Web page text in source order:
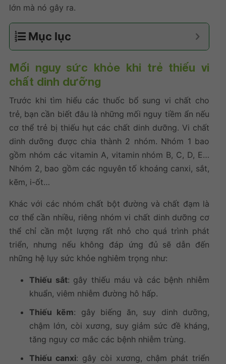
lớn mà nó gây ra.
Mục lục
Mối nguy sức khỏe khi trẻ thiếu vi
chất dinh dưỡng
Trước khi tìm hiểu các thuốc bổ sung vi chất cho
trẻ, bạn cần biết đâu là những mối nguy tiềm ẩn nếu
cơ thể trẻ bị thiếu hụt các chất dinh dưỡng. Vi chất
dinh dưỡng được chia thành 2 nhóm. Nhóm 1 bao
gồm nhóm các vitamin A, vitamin nhóm B, C, D, E…
Nhóm 2, bao gồm các nguyên tố khoáng canxi, sắt,
kẽm, i-ốt…
Khác với các nhóm chất bột đường và chất đạm là
cơ thể cần nhiều, riêng nhóm vi chất dinh dưỡng cơ
thể chỉ cần một lượng rất nhỏ cho quá trình phát
triển, nhưng nếu không đáp ứng đủ sẽ dẫn đến
những hệ lụy sức khỏe nghiêm trọng như:
Thiếu sắt: gây thiếu máu và các bệnh nhiễm
khuẩn, viêm nhiễm đường hô hấp.
Thiếu kẽm: gây biếng ăn, suy dinh dưỡng,
chậm lớn, còi xương, suy giảm sức đề kháng,
tăng nguy cơ mắc các bệnh nhiễm trùng.
Thiếu canxi: gây còi xương, chậm phát triển